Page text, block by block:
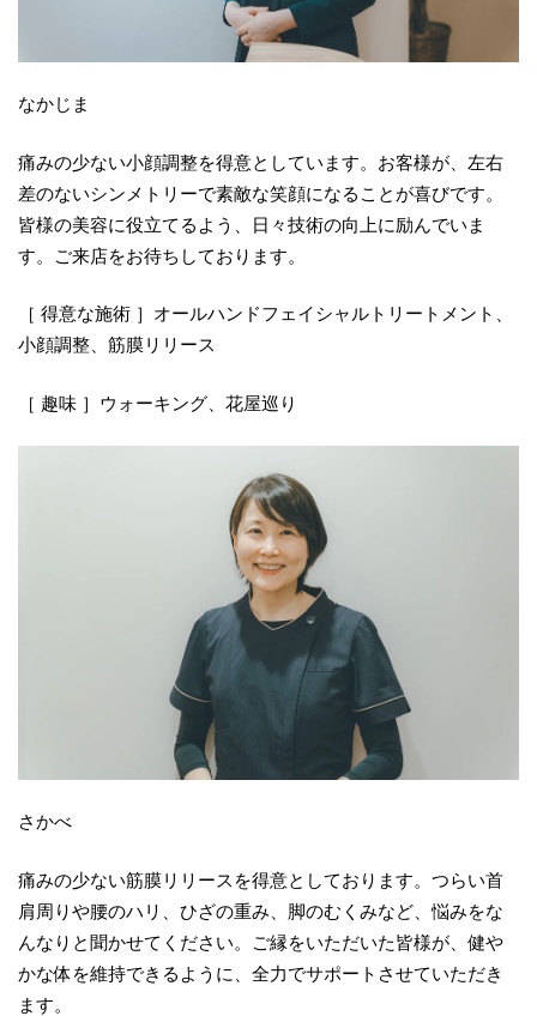
なかじま
痛みの少ない小顔調整を得意としています。お客様が、左右
差のないシンメトリーで素敵な笑顔になることが喜びです。
皆様の美容に役立てるよう、日々技術の向上に励んでいま
す。ご来店をお待ちしております。
［ 得意な施術 ］オールハンドフェイシャルトリートメント、
小顔調整、筋膜リリース
［ 趣味 ］ウォーキング、花屋巡り
さかべ
痛みの少ない筋膜リリースを得意としております。つらい首
肩周りや腰のハリ、ひざの重み、脚のむくみなど、悩みをな
んなりと聞かせてください。ご縁をいただいた皆様が、健や
かな体を維持できるように、全力でサポートさせていただき
ます。